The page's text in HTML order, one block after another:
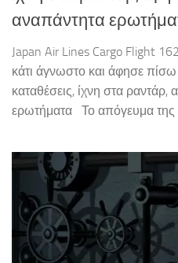
αναπάντητα
Japan Air Lines Cargo Flight
κάτι άγνωστο και άφησε
καταθέσεις, ίχνη στα ραντάρ,
ερωτήματα Το απόγευμα της